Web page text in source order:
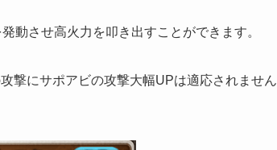
動させ高火力を叩き出すことができます。
撃にサポアビの攻撃大幅UPは適応されません